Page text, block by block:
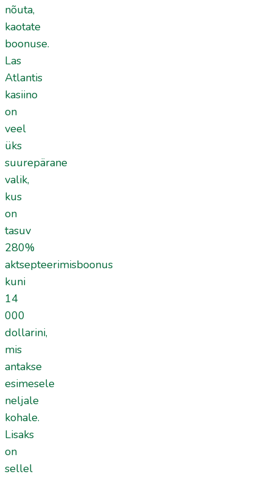
nõuta,
kaotate
boonuse.
Las
Atlantis
kasiino
on
veel
üks
suurepärane
valik,
kus
on
tasuv
280%
aktsepteerimisboonus
kuni
14
000
dollarini,
mis
antakse
esimesele
neljale
kohale.
Lisaks
on
sellel